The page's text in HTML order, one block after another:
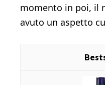
momento in poi, il
avuto un aspetto